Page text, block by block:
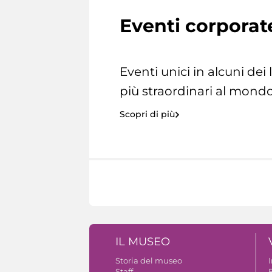
Eventi
Eventi unici in alcuni dei
più straordinari al
Scopri di più
IL MUSEO
Storia del museo